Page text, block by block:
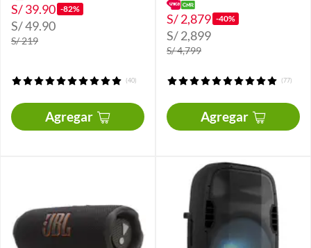
S/ 39.90 -82%
S/ 49.90
S/ 219
(40)
Agregar
S/ 2,879 -40%
S/ 2,899
S/ 4,799
(77)
Agregar